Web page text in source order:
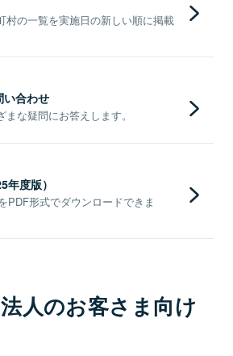
村の一覧を実施日の新しい順に掲載
い合わせ
な疑問にお答えします。
度版）
PDF形式でダウンロードできま
人のお客さま向け